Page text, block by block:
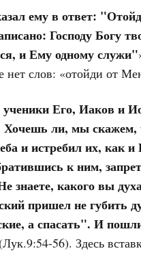
ему в ответ:
Господу Богу
и Ему одному служи"
нет слов: «отойди от
Его, Иаков и
Хочешь ли, мы скажем,
и истребил их, как
к ним,
знаете, какого вы
пришел не губить
а спасать". И
56). Здесь